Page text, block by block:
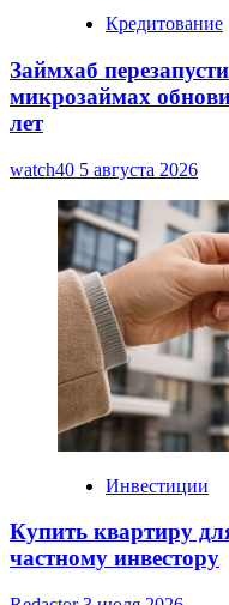
Кредитование
Займхаб
микрозаймах
лет
watch40 5 августа 2026
Инвестиции
Купить квартиру
частному инвестору